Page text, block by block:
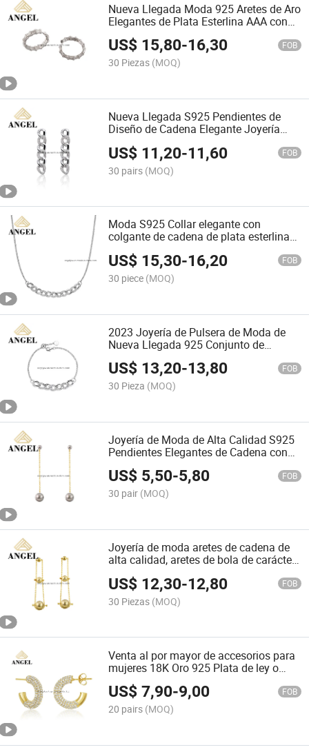
Nueva Llegada Moda 925 Aretes de Aro
Elegantes de Plata Esterlina AAA con
CZ Estándar, Venta Directa de Fábrica
Joyería de Moda
US$ 15,80-16,30 FOB
30 Piezas (MOQ)
Nueva Llegada S925 Pendientes de
Diseño de Cadena Elegante Joyería
US$ 11,20-11,60 FOB
30 pairs (MOQ)
Moda S925 Collar elegante con
colgante de cadena de plata esterlina
para mujeres modernas
US$ 15,30-16,20 FOB
30 piece (MOQ)
2023 Joyería de Pulsera de Moda de
Nueva Llegada 925 Conjunto de
Joyería de Lujo de Collar de Plata
Esterlina para Mujeres a la Moda
US$ 13,20-13,80 FOB
30 Pieza (MOQ)
Joyería de Moda de Alta Calidad S925
Pendientes Elegantes de Cadena con
Diseño Creativo de Bola en Plata
Esterlina
US$ 5,50-5,80 FOB
30 pair (MOQ)
Joyería de moda aretes de cadena de
alta calidad, aretes de bola de carácter
mayor, joyería fina de moda
US$ 12,30-12,80 FOB
30 Piezas (MOQ)
Venta al por mayor de accesorios para
mujeres 18K Oro 925 Plata de ley o
latón Joyería fina personalizada con
zirconia cúbica brillante Aretes en
forma de aro Joyería de moda para
regalo
US$7,90-9,00 FOB
20 pairs (MOQ)